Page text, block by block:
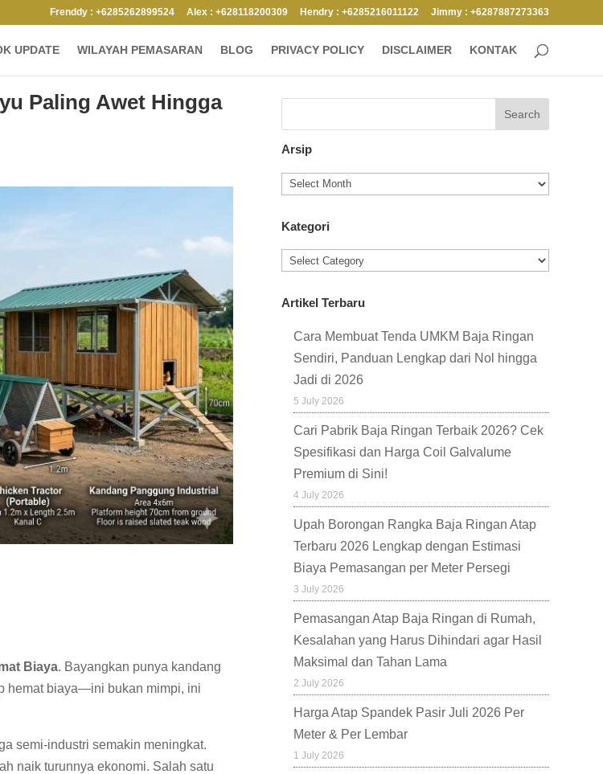
Frenddy : +6285262899524 Alex : +628118200309 Hendry : +6285216011122 Jimmy : +6287887273363
UPDATE WILAYAH PEMASARAN BLOG PRIVACY POLICY DISCLAIMER KONTAK
Paling Awet Hingga
Biaya. Bayangkan punya kandang
hemat biaya—ini bukan mimpi, ini
semi-industri semakin meningkat.
naik turunnya ekonomi. Salah satu
Arsip
Kategori
Artikel Terbaru
Cara Membuat Tenda UMKM Baja Ringan
Sendiri, Panduan Lengkap dari Nol hingga
Jadi di 2026
5 July 2026
Cari Pabrik Baja Ringan Terbaik 2026? Cek
Spesifikasi dan Harga Coil Galvalume
Premium di Sini!
4 July 2026
Upah Borongan Rangka Baja Ringan Atap
Terbaru 2026 Lengkap dengan Estimasi
Biaya Pemasangan per Meter Persegi
3 July 2026
Pemasangan Atap Baja Ringan di Rumah,
Kesalahan yang Harus Dihindari agar Hasil
Maksimal dan Tahan Lama
2 July 2026
Harga Atap Spandek Pasir Juli 2026 Per
Meter & Per Lembar
1 July 2026